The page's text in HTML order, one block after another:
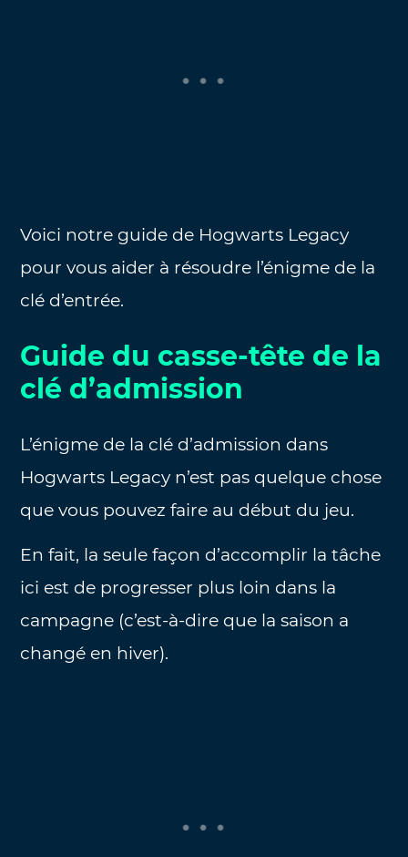
Voici notre guide de Hogwarts Legacy
pour vous aider à résoudre l’énigme de la
clé d’entrée.
Guide du casse-tête de la
clé d’admission
L’énigme de la clé d’admission dans
Hogwarts Legacy n’est pas quelque chose
que vous pouvez faire au début du jeu.
En fait, la seule façon d’accomplir la tâche
ici est de progresser plus loin dans la
campagne (c’est-à-dire que la saison a
changé en hiver).